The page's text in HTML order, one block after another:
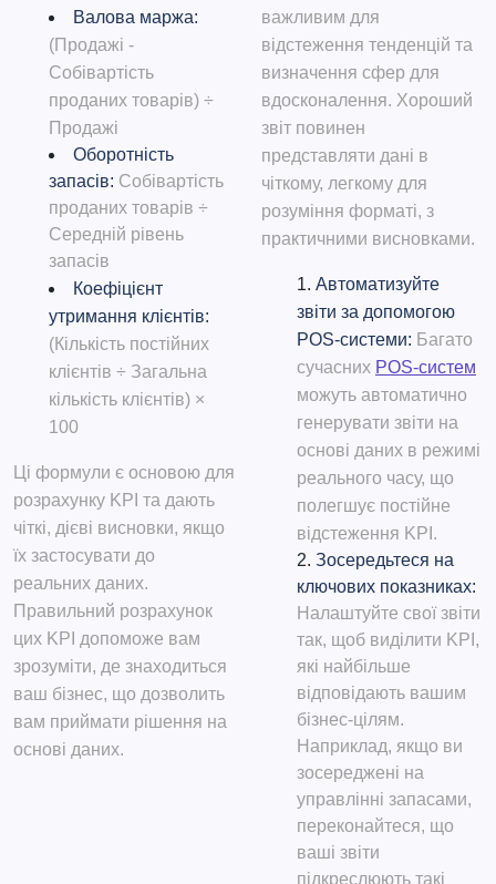
Валова маржа:
(Продажі -
Собівартість
проданих товарів) ÷
Продажі
Оборотність
запасів: Собівартість
проданих товарів ÷
Середній рівень
запасів
Коефіцієнт
утримання клієнтів:
(Кількість постійних
клієнтів ÷ Загальна
кількість клієнтів) ×
100
Ці формули є основою для
розрахунку KPI та дають
чіткі, дієві висновки, якщо
їх застосувати до
реальних даних.
Правильний розрахунок
цих KPI допоможе вам
зрозуміти, де знаходиться
ваш бізнес, що дозволить
вам приймати рішення на
основі даних.
важливим для
відстеження тенденцій та
визначення сфер для
вдосконалення. Хороший
звіт повинен
представляти дані в
чіткому, легкому для
розуміння форматі, з
практичними висновками.
Автоматизуйте
звіти за допомогою
POS-системи: Багато
сучасних POS-систем
можуть автоматично
генерувати звіти на
основі даних в режимі
реального часу, що
полегшує постійне
відстеження KPI.
Зосередьтеся на
ключових показниках:
Налаштуйте свої звіти
так, щоб виділити KPI,
які найбільше
відповідають вашим
бізнес-цілям.
Наприклад, якщо ви
зосереджені на
управлінні запасами,
переконайтеся, що
ваші звіти
підкреслюють такі